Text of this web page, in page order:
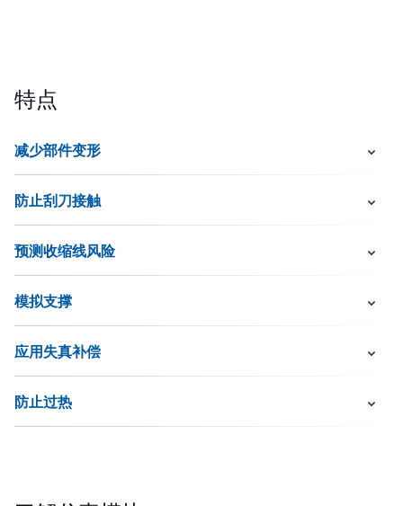
特点
减少部件变形
防止刮刀接触
预测收缩线风险
模拟支撑
应用失真补偿
防止过热